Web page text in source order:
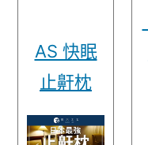
AS 快眠
止鼾枕